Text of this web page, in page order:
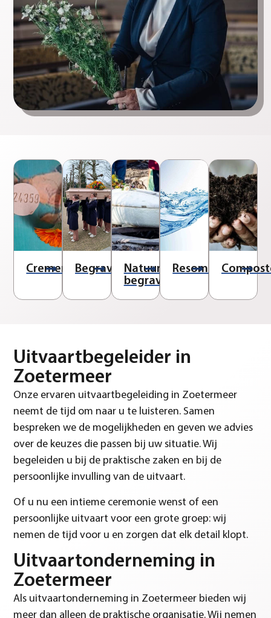
CremerenBegravenNatuur
begraven
Resomeren
Uitvaartbegeleider in
Zoetermeer
Onze ervaren uitvaartbegeleiding in Zoetermeer
neemt de tijd om naar u te luisteren. Samen
bespreken we de mogelijkheden en geven we advies
over de keuzes die passen bij uw situatie. Wij
begeleiden u bij de praktische zaken en bij de
persoonlijke invulling van de uitvaart.
Of u nu een intieme ceremonie wenst of een
persoonlijke uitvaart voor een grote groep: wij
nemen de tijd voor u en zorgen dat elk detail klopt.
Uitvaartonderneming in
Zoetermeer
Als uitvaartonderneming in Zoetermeer bieden wij
meer dan alleen de praktische organisatie. Wij nemen